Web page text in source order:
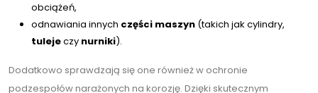
obciążeń,
odnawiania innych części maszyn (takich jak cylindry,
tulejeczy nurniki).
Dodatkowo sprawdzają się one również w ochronie
podzespołów narażonych na korozję. Dzięki skutecznym